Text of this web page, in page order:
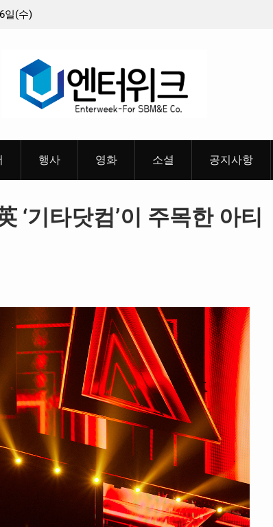
일(수)
행사 영화 소셜 공지사항
‘기타닷컴’이 주목한 아티